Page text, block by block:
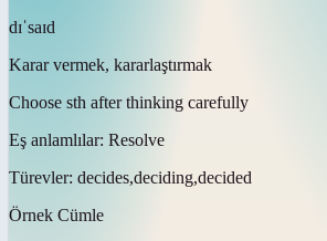
dɪˈsaɪd
Karar vermek, kararlaştırmak
Choose sth after thinking carefully
Eş anlamlılar: Resolve
Türevler: decides,deciding,decided
Örnek Cümle